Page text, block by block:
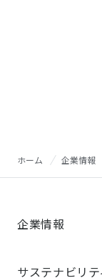
ホーム 企業情報
企業情報
サステナビリテ